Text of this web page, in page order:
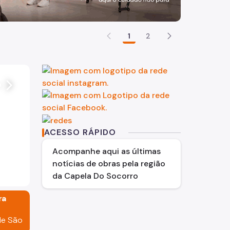
1 2
São
arrow_forward_ios
ACESSO RÁPIDO
Acompanhe aqui as últimas
notícias de obras pela região
da Capela Do Socorro